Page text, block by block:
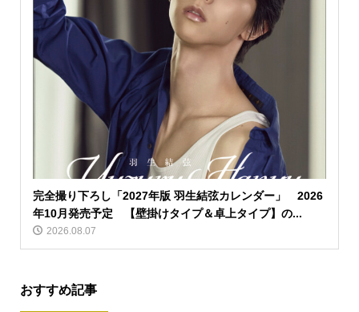
完全撮り下ろし「2027年版 羽生結弦カレンダー」 2026
年10月発売予定 【壁掛けタイプ＆卓上タイプ】の...
2026.08.07
おすすめ記事